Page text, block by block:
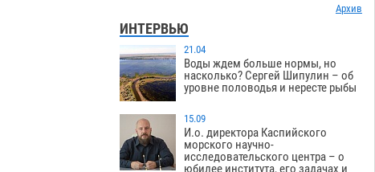
Архив
ИНТЕРВЬЮ
21.04
Воды ждем больше нормы, но
насколько? Сергей Шипулин – об
уровне половодья и нересте рыбы
15.09
И.о. директора Каспийского
морского научно-
исследовательского центра – о
юбилее института, его задачах и